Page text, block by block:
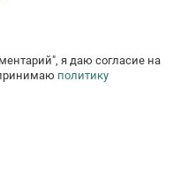
я даю согласие на
политику